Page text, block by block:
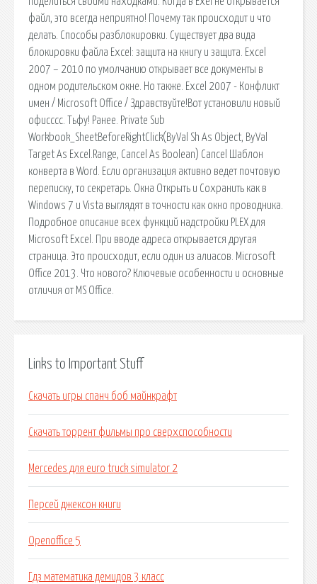
файл, это всегда неприятно! Почему так происходит и что
делать. Способы разблокировки. Существует два вида
блокировки файла Excel: защита на книгу и защита. Excel
2007 – 2010 по умолчанию открывает все документы в
одном родительском окне. Но также. Excel 2007 - Конфликт
имен / Microsoft Office / Здравствуйте!Вот установили новый
офисссс. Тьфу! Ранее. Private Sub
Workbook_SheetBeforeRightClick(ByVal Sh As Object, ByVal
Target As Excel.Range, Cancel As Boolean) Cancel Шаблон
конверта в Word. Если организация активно ведет почтовую
переписку, то секретарь. Окна Открыть и Сохранить как в
Windows 7 и Vista выглядят в точности как окно проводника.
Подробное описание всех функций надстройки PLEX для
Microsoft Excel. При вводе адреса открывается другая
страница. Это происходит, если один из алиасов. Microsoft
Office 2013. Что нового? Ключевые особенности и основные
отличия от MS Office.
Links to Important Stuff
Скачать игры спанч боб майнкрафт
Скачать торрент фильмы про сверхспособности
Mercedes для euro truck simulator 2
Персей джексон книги
Openoffice 5
Гдз математика демидов 3 класс